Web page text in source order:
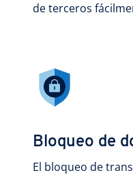
de terceros
Bloqueo de
El bloqueo de